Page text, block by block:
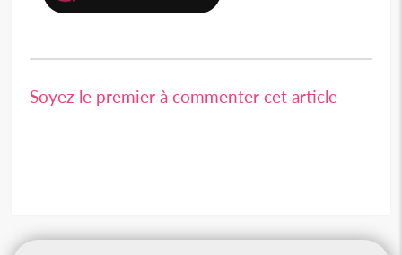
Soyez le premier à commenter cet article